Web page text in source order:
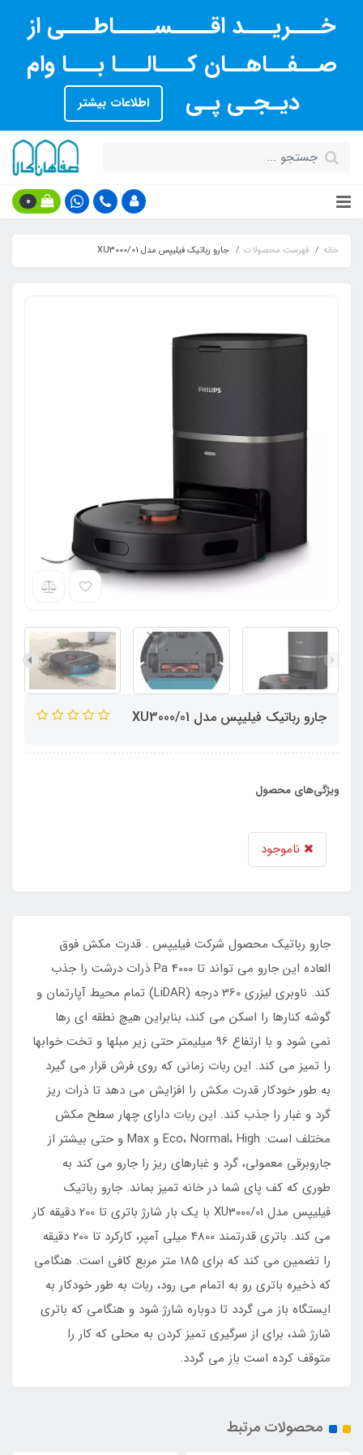
خـــریـــد اقــــســــاطـــی از
صــفــاهــان کـــالـــا بـــا وام
دیـجـی پـی
اطلاعات بیشتر
0
خانه فهرست محصولات جارو رباتیک فیلیپس مدل XU3000/01
جارو رباتیک فیلیپس مدل XU3000/01
ویژگی‌های محصول
ناموجود
جارو رباتیک محصول شرکت فیلیپس . قدرت مکش فوق
العاده این جارو می تواند تا 4000 Pa ذرات درشت را جذب
کند. ناوبری لیزری 360 درجه (LiDAR) تمام محیط آپارتمان و
گوشه کنارها را اسکن می کند، بنابراین هیچ نطقه ای رها
نمی شود و با ارتفاع 96 میلیمتر حتی زیر مبلها و تخت خوابها
را تمیز می کند. این ربات زمانی که روی فرش قرار می گیرد
به طور خودکار قدرت مکش را افزایش می دهد تا ذرات ریز
گرد و غبار را جذب کند. این ربات دارای چهار سطح مکش
مختلف است: Eco، Normal، High و Max و حتی بیشتر از
جاروبرقی معمولی، گرد و غبارهای ریز را جارو می کند به
طوری که کف پای شما در خانه تمیز بماند. جارو رباتیک
فیلیپس مدل XU3000/01 با یک بار شارژ باتری تا 200 دقیقه کار
می کند. باتری قدرتمند 4800 میلی آمپر، کارکرد تا 200 دقیقه
را تضمین می کند که برای 185 متر مربع کافی است. هنگامی
که ذخیره باتری رو به اتمام می رود، ربات به طور خودکار به
ایستگاه باز می گردد تا دوباره شارژ شود و هنگامی که باتری
شارژ شد، برای از سرگیری تمیز کردن به محلی که کار را
متوقف کرده است باز می گردد.
محصولات مرتبط